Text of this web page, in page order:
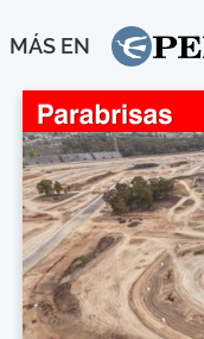
MÁS EN